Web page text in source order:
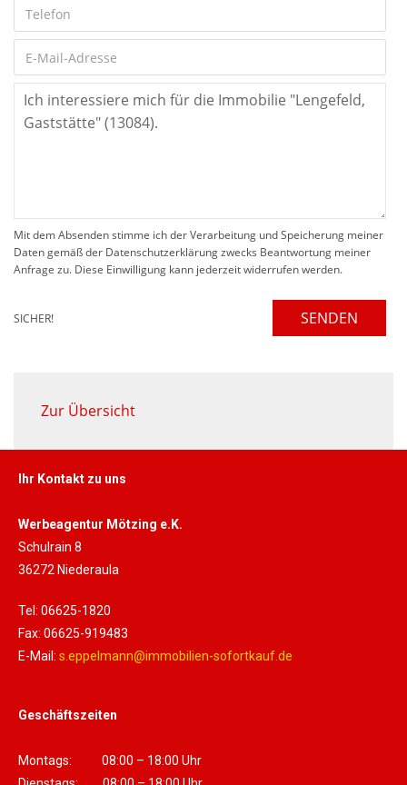
Mit dem Absenden stimme ich der Verarbeitung und Speicherung meiner
Daten gemäß der Datenschutzerklärung zwecks Beantwortung meiner
Anfrage zu. Diese Einwilligung kann jederzeit widerrufen werden.
SICHER! SENDEN
Zur Übersicht
Ihr Kontakt zu uns
Werbeagentur Mötzing e.K.
Schulrain 8
36272 Niederaula
Tel: 06625-1820
Fax: 06625-919483
E-Mail: s.eppelmann@immobilien-sofortkauf.de
Geschäftszeiten
Montags: 08:00 – 18:00 Uhr